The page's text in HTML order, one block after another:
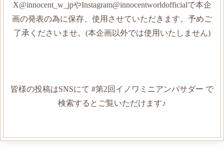
X@innocent_w_jpやInstagram@innocentworldofficialで本企
画の発表の為に保存、使用させていただきます。予めご
了承くださいませ。(本企画以外では使用いたしません)
皆様の投稿はSNSにて #第2回イノワミニアンバサダー で
検索するとご覧いただけます♪